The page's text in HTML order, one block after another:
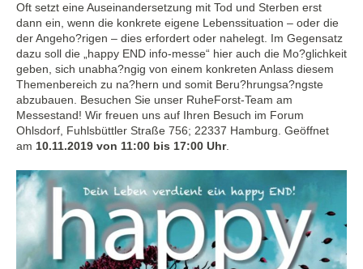
Oft setzt eine Auseinandersetzung mit Tod und Sterben erst
dann ein, wenn die konkrete eigene Lebenssituation – oder die
der Angeho?rigen – dies erfordert oder nahelegt. Im Gegensatz
dazu soll die „happy END info-messe“ hier auch die Mo?glichkeit
geben, sich unabha?ngig von einem konkreten Anlass diesem
Themenbereich zu na?hern und somit Beru?hrungsa?ngste
abzubauen. Besuchen Sie unser RuheForst-Team am
Messestand! Wir freuen uns auf Ihren Besuch im Forum
Ohlsdorf, Fuhlsbüttler Straße 756; 22337 Hamburg. Geöffnet
am 10.11.2019 von 11:00 bis 17:00 Uhr.